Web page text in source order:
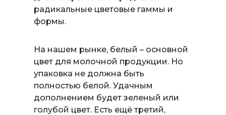
радикальные цветовые гаммы и
формы.
На нашем рынке, белый – основной
цвет для молочной продукции. Но
упаковка не должна быть
полностью белой. Удачным
дополнением будет зеленый или
голубой цвет. Есть ещё третий,